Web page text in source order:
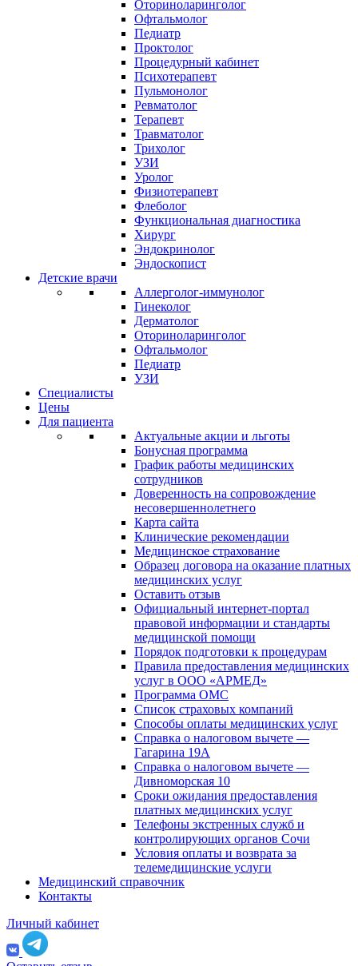
Оториноларинголог
Офтальмолог
Педиатр
Проктолог
Процедурный кабинет
Психотерапевт
Пульмонолог
Ревматолог
Терапевт
Травматолог
Трихолог
УЗИ
Уролог
Физиотерапевт
Флеболог
Функциональная диагностика
Хирург
Эндокринолог
Эндоскопист
Детские врачи
Аллерголог-иммунолог
Гинеколог
Дерматолог
Оториноларинголог
Офтальмолог
Педиатр
УЗИ
Специалисты
Цены
Для пациента
Актуальные акции и льготы
Бонусная программа
График работы медицинских
сотрудников
Доверенность на сопровождение
несовершеннолетнего
Карта сайта
Клинические рекомендации
Медицинское страхование
Образец договора на оказание платных
медицинских услуг
Оставить отзыв
Официальный интернет-портал
правовой информации и стандарты
медицинской помощи
Порядок подготовки к процедурам
Правила предоставления медицинских
услуг в ООО «АРМЕД»
Программа ОМС
Список страховых компаний
Способы оплаты медицинских услуг
Справка о налоговом вычете —
Гагарина 19А
Справка о налоговом вычете —
Дивноморская 10
Сроки ожидания предоставления
платных медицинских услуг
Телефоны экстренных служб и
контролирующих органов Сочи
Условия оплаты и возврата за
телемедицинские услуги
Медицинский справочник
Контакты
Личный кабинет